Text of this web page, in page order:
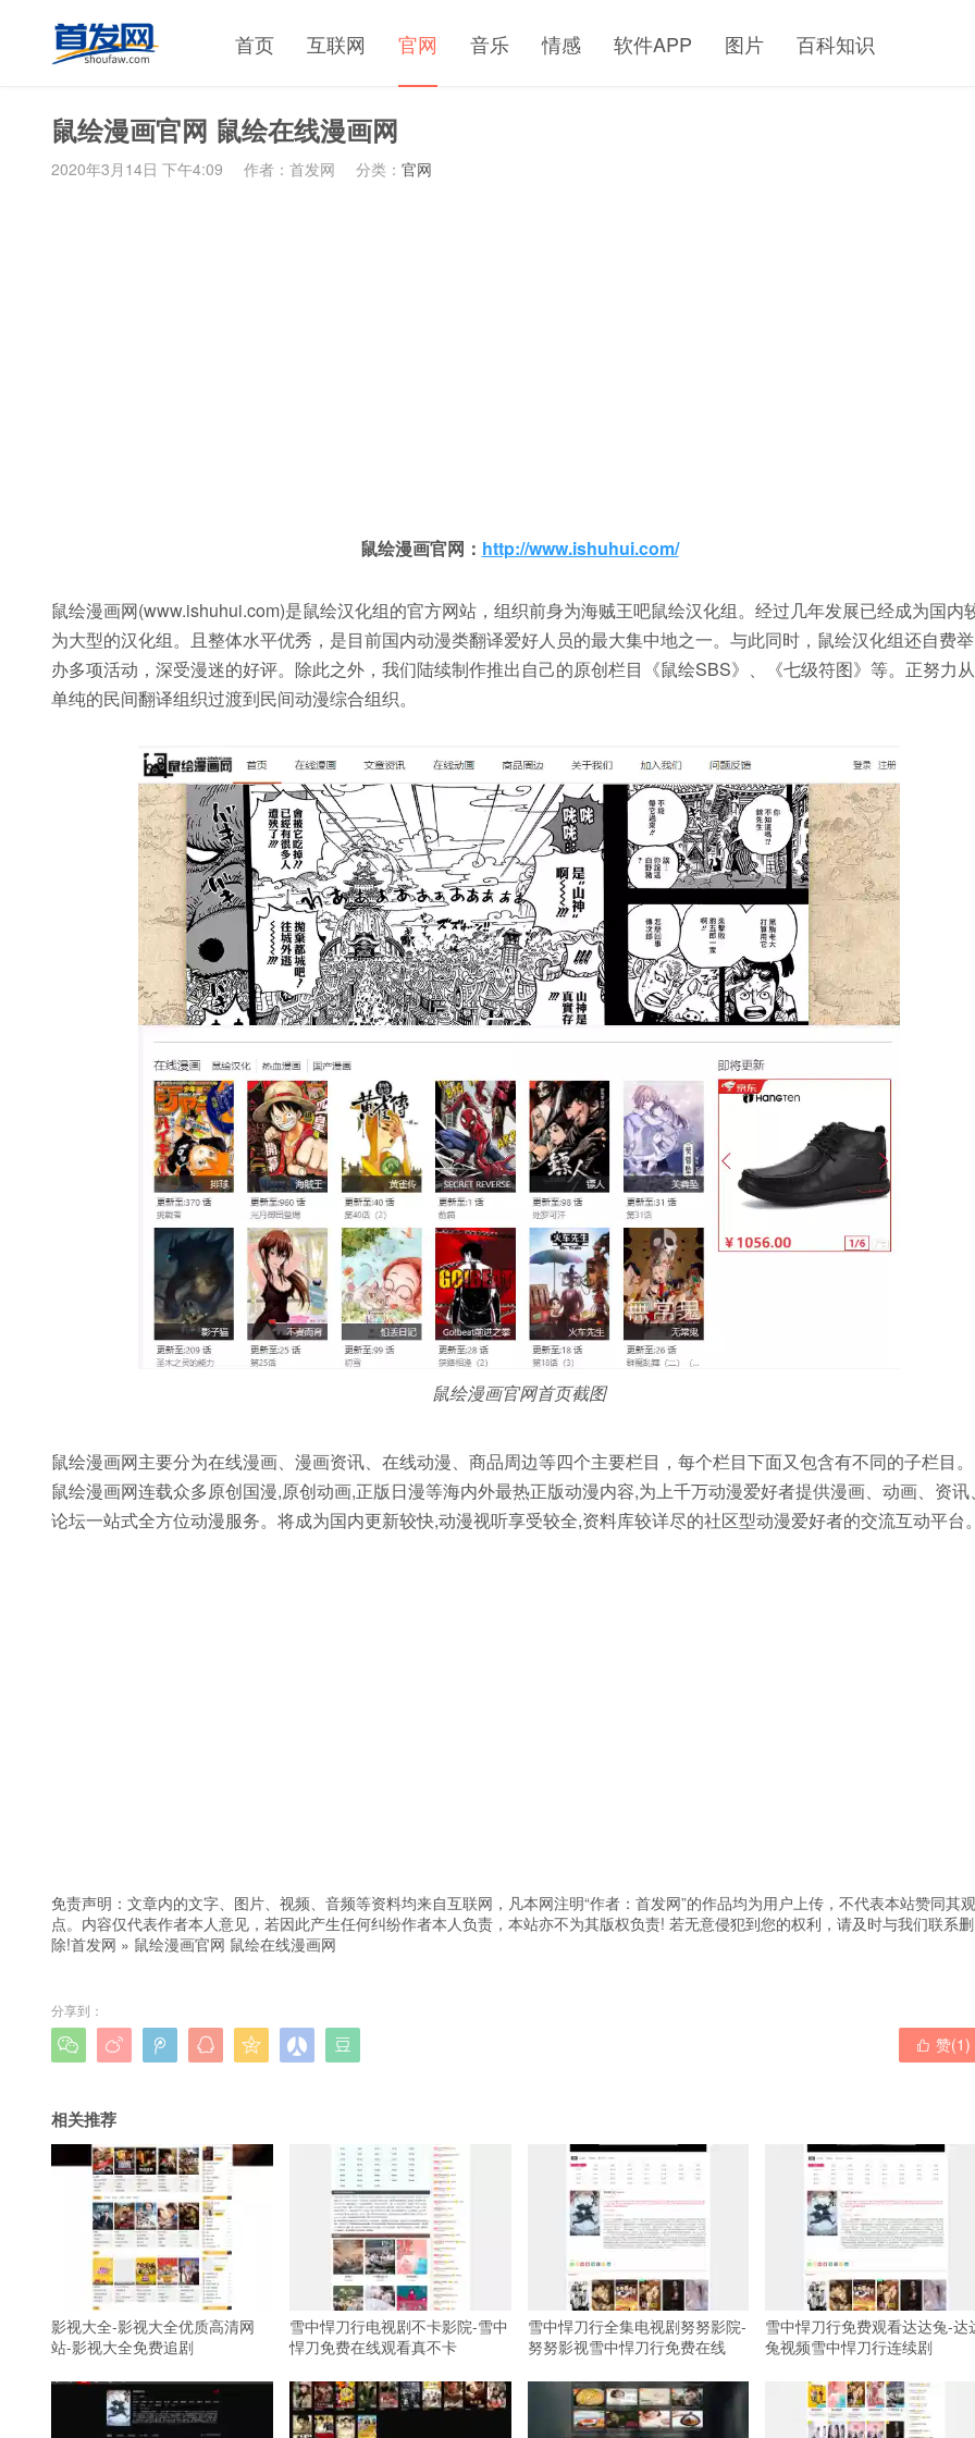
首页 互联网 官网 音乐 情感 软件APP 图片 百科知识
鼠绘漫画官网 鼠绘在线漫画网
2020年3月14日 下午4:09 作者：首发网 分类： 官网
鼠绘漫画官网： http://www.ishuhui.com/
鼠绘漫画网(www.ishuhui.com)是鼠绘汉化组的官方网站，组织前身为海贼王吧鼠绘汉化组。经过几年发展已经成为国内
为大型的汉化组。且整体水平优秀，是目前国内动漫类翻译爱好人员的最大集中地之一。与此同时，鼠绘汉化组还自费举
办多项活动，深受漫迷的好评。除此之外，我们陆续制作推出自己的原创栏目《鼠绘SBS》、《七级符图》等。正努力从
单纯的民间翻译组织过渡到民间动漫综合组织。
鼠绘漫画官网首页截图
鼠绘漫画网主要分为在线漫画、漫画资讯、在线动漫、商品周边等四个主要栏目，每个栏目下面又包含有不同的子栏目。
鼠绘漫画网连载众多原创国漫,原创动画,正版日漫等海内外最热正版动漫内容,为上千万动漫爱好者提供漫画、动画、资讯
论坛一站式全方位动漫服务。将成为国内更新较快,动漫视听享受较全,资料库较详尽的社区型动漫爱好者的交流互动平台
免责声明：文章内的文字、图片、视频、音频等资料均来自互联网，凡本网注明“作者：首发网”的作品均为用户上传，不代表本站赞同其观
点。内容仅代表作者本人意见，若因此产生任何纠纷作者本人负责，本站亦不为其版权负责! 若无意侵犯到您的权利，请及时与我们联系删
除!首发网 » 鼠绘漫画官网 鼠绘在线漫画网
分享到：
        赞(1)
相关推荐
影视大全-影视大全优质高清网
站-影视大全免费追剧
雪中悍刀行电视剧不卡影院-雪中
悍刀免费在线观看真不卡
雪中悍刀行全集电视剧努努影院-
努努影视雪中悍刀行免费在线
雪中悍刀行免费观看达达兔-达
兔视频雪中悍刀行连续剧